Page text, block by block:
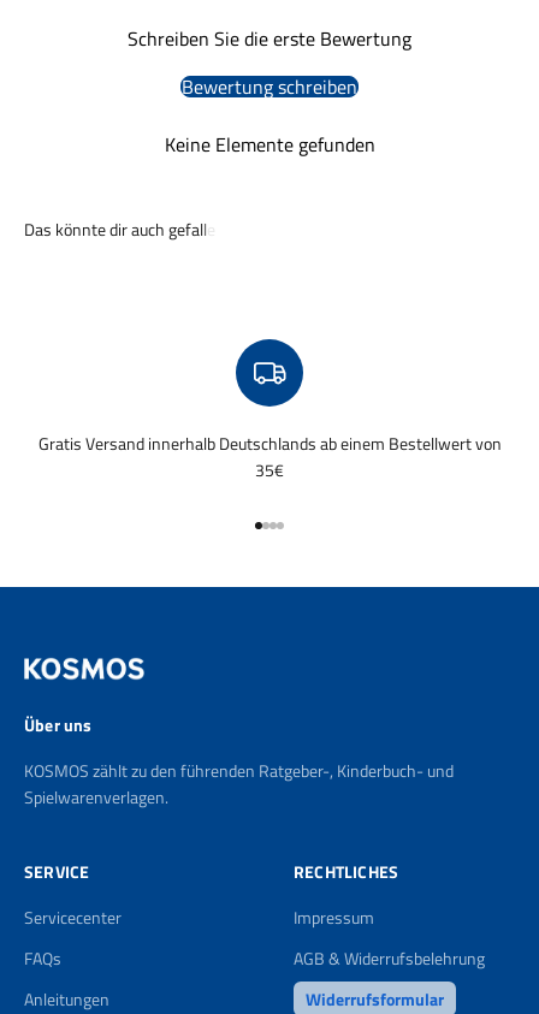
Schreiben Sie die erste Bewertung
Bewertung schreiben
Keine Elemente gefunden
Gratis Versand innerhalb Deutschlands ab einem Bestellwert von
35€
Gehe zu Element 1
Gehe zu Element 2
Gehe zu Element 3
Gehe zu Element 4
Über uns
KOSMOS zählt zu den führenden Ratgeber-, Kinderbuch- und
Spielwarenverlagen.
SERVICE
Servicecenter
FAQs
Anleitungen
RECHTLICHES
Impressum
AGB & Widerrufsbelehrung
Widerrufsformular